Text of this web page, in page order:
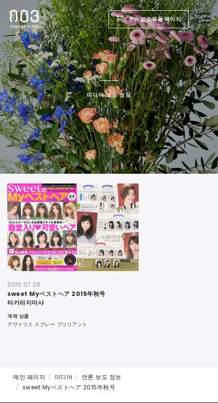
온라인 쇼핑몰 페이지
미디어 보도 정보
2015.07.25
sweet Myベストヘア 2015年秋号
타카라지마샤
게재 상품
アヴァリス スプレー ブリリアント
메인 페이지 미디어
언론 보도 정보
sweet Myベストヘア 2015年秋号
TOP
제품
웰빙 리포트
미용실용
회사
채용
연락처